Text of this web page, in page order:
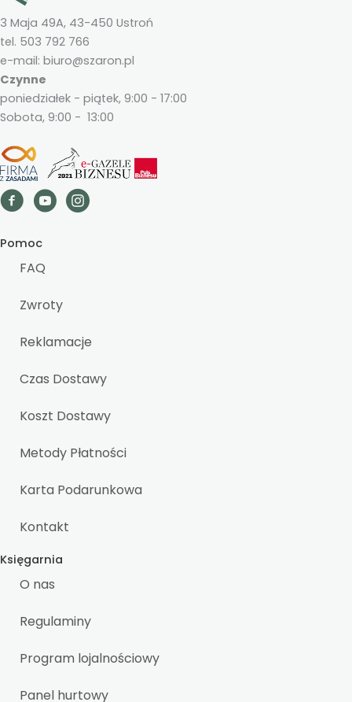
3 Maja 49A, 43-450 Ustroń
tel. 503 792 766
e-mail: biuro@szaron.pl
Czynne
poniedziałek - piątek, 9:00 - 17:00
Sobota, 9:00 - 13:00
Pomoc
FAQ
Zwroty
Reklamacje
Czas Dostawy
Koszt Dostawy
Metody Płatności
Karta Podarunkowa
Kontakt
Księgarnia
O nas
Regulaminy
Program lojalnościowy
Panel hurtowy